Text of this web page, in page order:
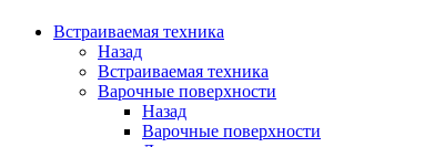
Встраиваемая техника
Назад
Встраиваемая техника
Варочные поверхности
Назад
Варочные поверхности